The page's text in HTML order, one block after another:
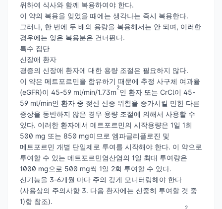
위하여 식사와 함께 복용하여야 한다.
이 약의 복용을 잊었을 때에는 생각나는 즉시 복용한다.
그러나, 한 번에 두 배의 용량을 복용해서는 안 되며, 이러한
경우에는 잊은 복용분은 건너뛴다.
특수 집단
신장애 환자
경증의 신장애 환자에 대한 용량 조절은 필요하지 않다.
이 약은 메트포르민을 함유하기 때문에 추정 사구체 여과율
(eGFR)이 45-59 ml/min/1.73m
2
인 환자 또는 CrCl이 45-
59 ml/min인 환자 중 젖산 산증 위험을 증가시킬 만한 다른
증상을 동반하지 않은 경우 용량 조절에 의해서 사용할 수
있다. 이러한 환자에서 메트포르민의 시작용량은 1일 1회
500 mg 또는 850 mg이므로 엠파글리플로진 및
메트포르민 개별 단일제로 투여를 시작해야 한다. 이 약으로
투여할 수 있는 메트포르민염산염의 1일 최대 투여량은
1000 mg으로 500 mg씩 1일 2회 투여할 수 있다.
신기능을 3-6개월 마다 주의 깊게 모니터링해야 한다
(사용상의 주의사항 3. 다음 환자에는 신중히 투여할 것 중
1)항 참조).